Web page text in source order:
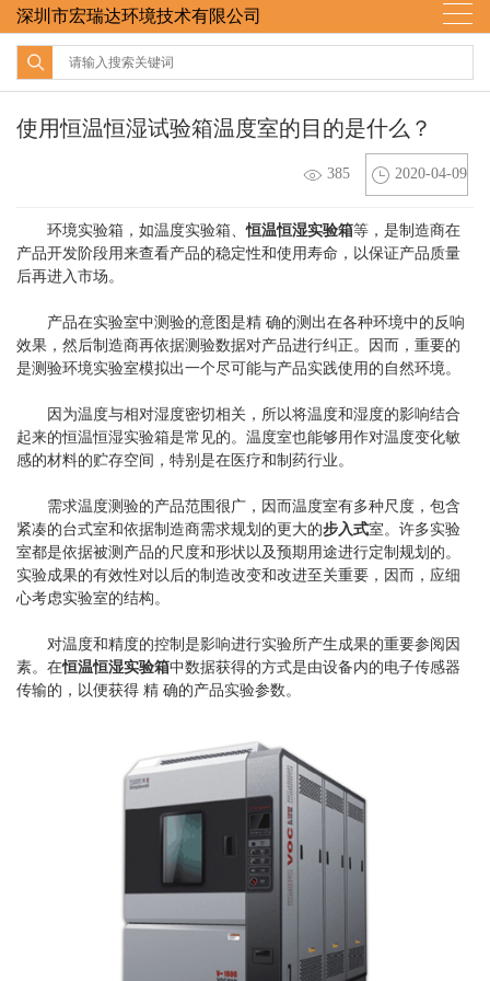
深圳市宏瑞达环境技术有限公司
使用恒温恒湿试验箱温度室的目的是什么？
385 2020-04-09
环境实验箱，如温度实验箱、恒温恒湿实验箱等，是制造商在
产品开发阶段用来查看产品的稳定性和使用寿命，以保证产品质量
后再进入市场。
产品在实验室中测验的意图是精 确的测出在各种环境中的反响
效果，然后制造商再依据测验数据对产品进行纠正。因而，重要的
是测验环境实验室模拟出一个尽可能与产品实践使用的自然环境。
因为温度与相对湿度密切相关，所以将温度和湿度的影响结合
起来的恒温恒湿实验箱是常见的。温度室也能够用作对温度变化敏
感的材料的贮存空间，特别是在医疗和制药行业。
需求温度测验的产品范围很广，因而温度室有多种尺度，包含
紧凑的台式室和依据制造商需求规划的更大的步入式室。许多实验
室都是依据被测产品的尺度和形状以及预期用途进行定制规划的。
实验成果的有效性对以后的制造改变和改进至关重要，因而，应细
心考虑实验室的结构。
对温度和精度的控制是影响进行实验所产生成果的重要参阅因
素。在恒温恒湿实验箱中数据获得的方式是由设备内的电子传感器
传输的，以便获得 精 确的产品实验参数。